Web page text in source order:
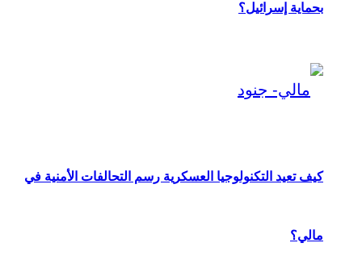
بحماية إسرائيل؟
كيف تعيد التكنولوجيا العسكرية رسم التحالفات الأمنية في
مالي؟